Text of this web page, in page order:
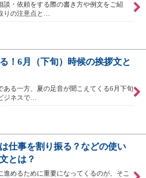
談・依頼をする際の書き方や例文をご紹
りの注意点と…
！6月（下旬）時候の挨拶文と
ある一方、夏の足音が聞こえてくる6月下旬
ジネスで…
仕事を割り振る？などの使い
とは？
進めるために重要になってくるのが、そこ